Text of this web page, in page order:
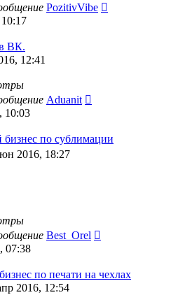
PozitivVibe
ВК.
12:41
Aduanit
10:03
по сублимации
2016, 18:27
Best_Orel
07:38
по печати на чехлах
2016, 12:54